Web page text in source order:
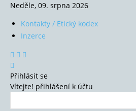
Neděle, 09. srpna 2026
Kontakty / Etický kodex
Inzerce
Přihlásit se
Vítejte! přihlášení k účtu